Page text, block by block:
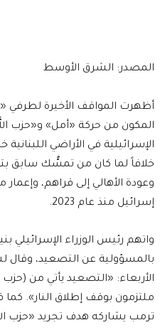
المصدر: الشرق الأوسط
أظهرت المواقف الأخيرة لطرفي
المكون من حركة «أمل» و«حزب
الإسرائيلية في الأراضي
خلافاً لما كان من تمسُّك سابق
وعودة الأهالي إلى قراهم، وإعمار
إسرائيل منذ عام 2023.
واتهم رئيس الوزراء الإسرائيلي
بالمسؤولية عن التصعيد،
الأربعاء: «التصعيد يأتي من
ملتزمون بوقف إطلاق النار». كما
ترمب يشاركه هدف تجريد «حزب